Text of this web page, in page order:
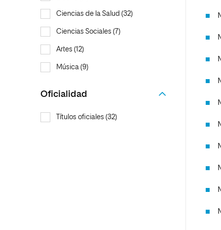
Ciencias de la Salud (32)
Ciencias Sociales (7)
Artes (12)
Música (9)
Oficialidad
Títulos oficiales (32)